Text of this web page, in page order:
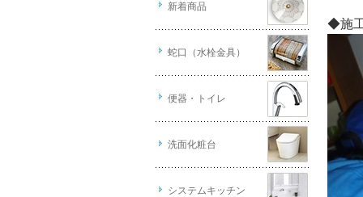
新着商品
蛇口（水栓金具）
便器・トイレ
洗面化粧台
システムキッチン
◆施